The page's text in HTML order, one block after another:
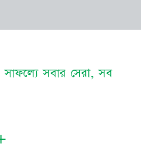
সাফল্যে সবার সেরা, সব